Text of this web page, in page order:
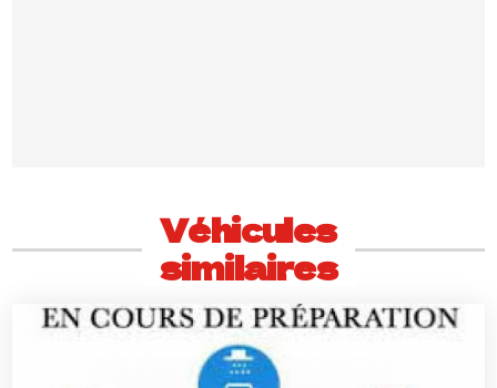
Véhicules
similaires